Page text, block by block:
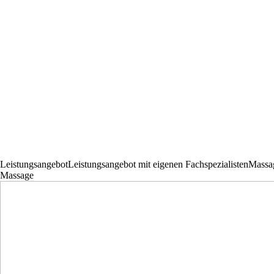
LeistungsangebotLeistungsangebot mit eigenen Fachspezialisten
Massage